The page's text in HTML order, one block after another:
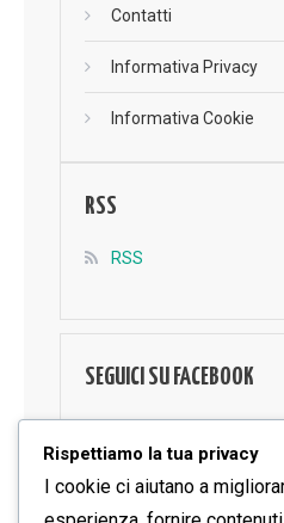
Contatti
Informativa Privacy
Informativa Cookie
RSS
RSS
SEGUICI SU FACEBOOK
Rispettiamo la tua privacy
I cookie ci aiutano a